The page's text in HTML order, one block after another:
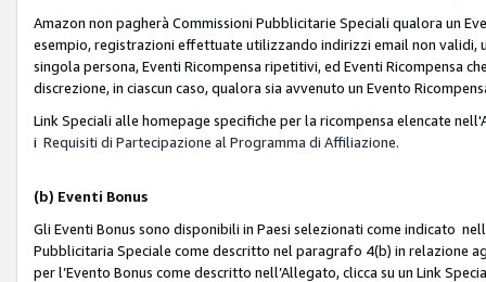
Amazon non pagherà Commissioni Pubblicitarie Speciali qualora un
esempio, registrazioni effettuate utilizzando indirizzi email non
singola persona, Eventi Ricompensa ripetitivi, ed Eventi Ricompensa
discrezione, in ciascun caso, qualora sia avvenuto un Evento
Link Speciali alle homepage specifiche per la ricompensa elencate
i Requisiti di Partecipazione al Programma di Affiliazione.
(b) Eventi Bonus
Gli Eventi Bonus sono disponibili in Paesi selezionati come indicato
Pubblicitaria Speciale come descritto nel paragrafo 4(b) in relazione
per l’Evento Bonus come descritto nell’Allegato, clicca su un Link